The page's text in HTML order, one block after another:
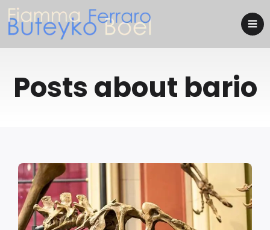
Posts about bario